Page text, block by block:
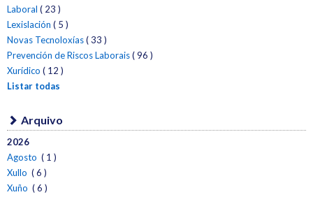
Laboral ( 23 )
Lexislación ( 5 )
Novas Tecnoloxías( 33 )
Prevención de Riscos Laborais( 96 )
Xurídico ( 12 )
Listar todas
Arquivo
2026
Agosto ( 1 )
Xullo ( 6 )
Xuño ( 6 )